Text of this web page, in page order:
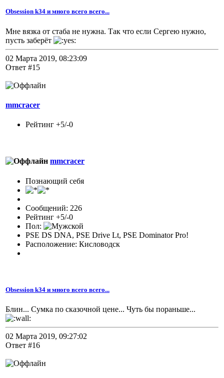
Obsession k34 и много всего всего...
Мне вязка от стаба не нужна. Так что если Сергею нужно,
пусть заберёт
02 Марта 2019, 08:23:09
Ответ #15
mmcracer
Рейтинг +5/-0
mmcracer
Познающий себя
Сообщений: 226
Рейтинг +5/-0
Пол:
PSE DS DNA, PSE Drive Lt, PSE Dominator Pro!
Расположение: Кисловодск
Obsession k34 и много всего всего...
Блин... Сумка по сказочной цене... Чуть бы пораньше...
02 Марта 2019, 09:27:02
Ответ #16